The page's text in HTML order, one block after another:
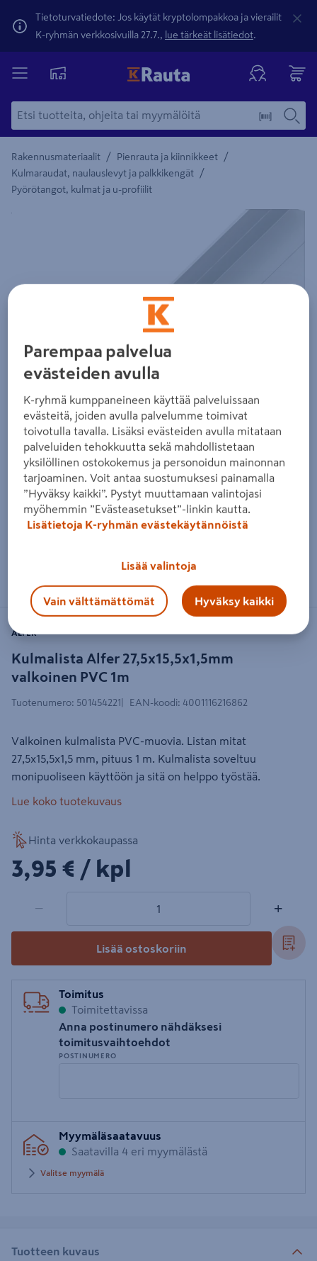
Tietoturvatiedote: Jos käytät kryptolompakkoa ja vierailit
K-ryhmän verkkosivuilla 27.7., lue tärkeät lisätiedot.
Rakennusmateriaalit / Pienrauta ja kiinnikkeet /
Kulmaraudat, naulauslevyt ja palkkikengät /
Pyörötangot, kulmat ja u-profiilit
Yksityiskohtainen kuvaus löytyy Tuotteen kuvaus -
Zoomaa kuvaa sormilla kosketusnäytöllä
Kulmalista Alfer 27,5x15,5x1,5mm
valkoinen PVC 1m
ALFER
Tuotenumero: 501454221 EAN-koodi: 4001116216862
Valkoinen kulmalista PVC-muovia. Listan mitat
27,5x15,5x1,5 mm, pituus 1 m. Kulmalista soveltuu
monipuoliseen käyttöön ja sitä on helppo työstää.
Lue koko tuotekuvaus
Hinta verkkokaupassa
3,95€/kpl
3,95 € / kpl
− +
Lisää ostoskoriin
Toimitus
Toimitettavissa
Anna postinumero nähdäksesi
toimitusvaihtoehdot
POSTINUMERO
postinumero
Myymäläsaatavuus
Saatavilla 4 eri myymälästä
Valitse myymälä
Tuotteen kuvaus
Parempaa palvelua
evästeiden avulla
K-ryhmä kumppaneineen käyttää palveluissaan
evästeitä, joiden avulla palvelumme toimivat
toivotulla tavalla. Lisäksi evästeiden avulla mitataan
palveluiden tehokkuutta sekä mahdollistetaan
yksilöllinen ostokokemus ja personoidun mainonnan
tarjoaminen. Voit antaa suostumuksesi painamalla
”Hyväksy kaikki”. Pystyt muuttamaan valintojasi
myöhemmin ”Evästeasetukset”-linkin kautta.
Lisätietoja K-ryhmän evästekäytännöistä
Lisää valintoja
Vain välttämättömät Hyväksy kaikki